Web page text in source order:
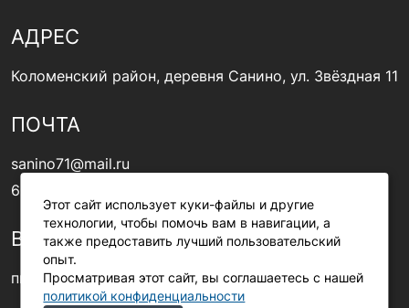
АДРЕС
Коломенский район, деревня Санино, ул. Звёздная 11
ПОЧТА
sanino71@mail.ru
6330449@mail.ru
ВРЕМЯ РАБОТЫ
пн-вс: 9:00-18:00
Этот сайт использует куки-файлы и другие
технологии, чтобы помочь вам в навигации, а
также предоставить лучший пользовательский
опыт.
Просматривая этот сайт, вы соглашаетесь с нашей
политикой конфиденциальности